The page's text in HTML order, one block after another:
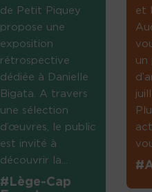
de Petit Piquey
propose une
exposition
rétrospective
dédiée à Danielle
Bigata. A travers
une sélection
d’œuvres, le public
est invité à
découvrir la...
#Lège-Cap
et
un